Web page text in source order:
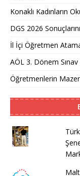
Konaklı Kadınların
DGS 2026
İl İçi Öğretmen Atama
AÖL 3. Dönem
Öğretmenlerin